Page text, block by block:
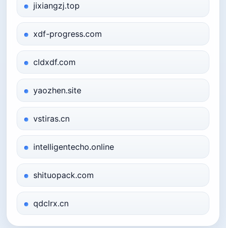
jixiangzj.top
xdf-progress.com
cldxdf.com
yaozhen.site
vstiras.cn
intelligentecho.online
shituopack.com
qdclrx.cn